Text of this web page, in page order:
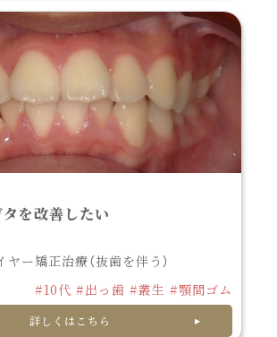
タを改善したい
ヤー矯正治療（抜歯を伴う）
#10代 #出っ歯 #叢生 #顎間ゴム
詳しくはこちら